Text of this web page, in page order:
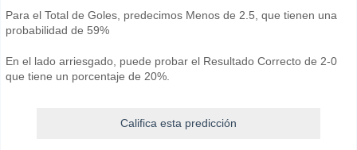
Para el Total de Goles, predecimos Menos de 2.5, que tienen una
probabilidad de 59%
En el lado arriesgado, puede probar el Resultado Correcto de 2-0
que tiene un porcentaje de 20%.
Califica esta predicción